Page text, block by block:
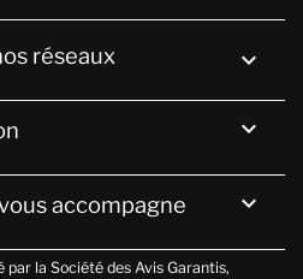
réseaux 

accompagne 
par la Société des Avis Garantis,